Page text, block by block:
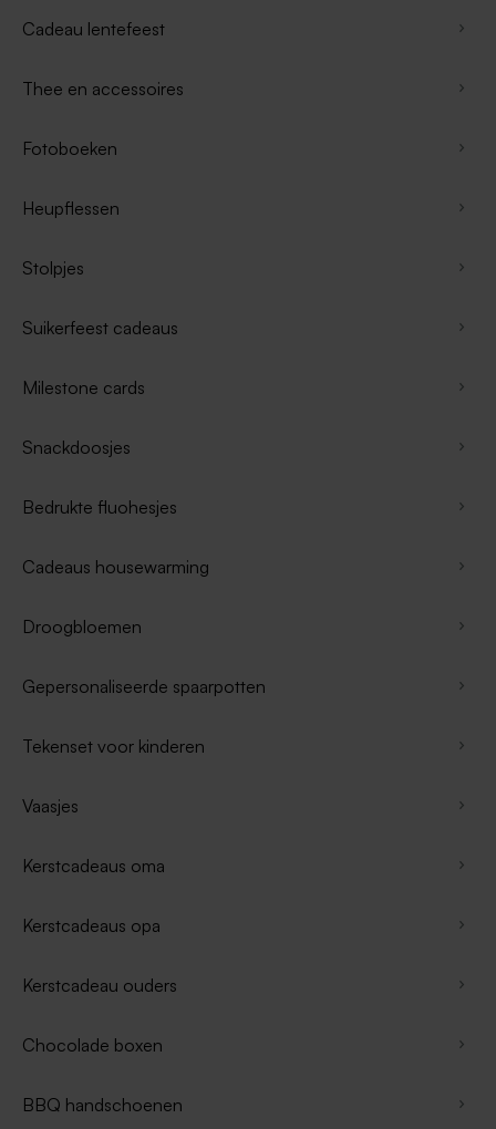
Cadeau lentefeest
Thee en accessoires
Fotoboeken
Heupflessen
Stolpjes
Suikerfeest cadeaus
Milestone cards
Snackdoosjes
Bedrukte fluohesjes
Cadeaus housewarming
Droogbloemen
Gepersonaliseerde spaarpotten
Tekenset voor kinderen
Vaasjes
Kerstcadeaus oma
Kerstcadeaus opa
Kerstcadeau ouders
Chocolade boxen
BBQ handschoenen